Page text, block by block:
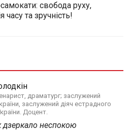
свобода руху,
часу та зручність!
драматург; заслужений
заслужений діяч естрадного
Доцент.
дзеркало неспокою